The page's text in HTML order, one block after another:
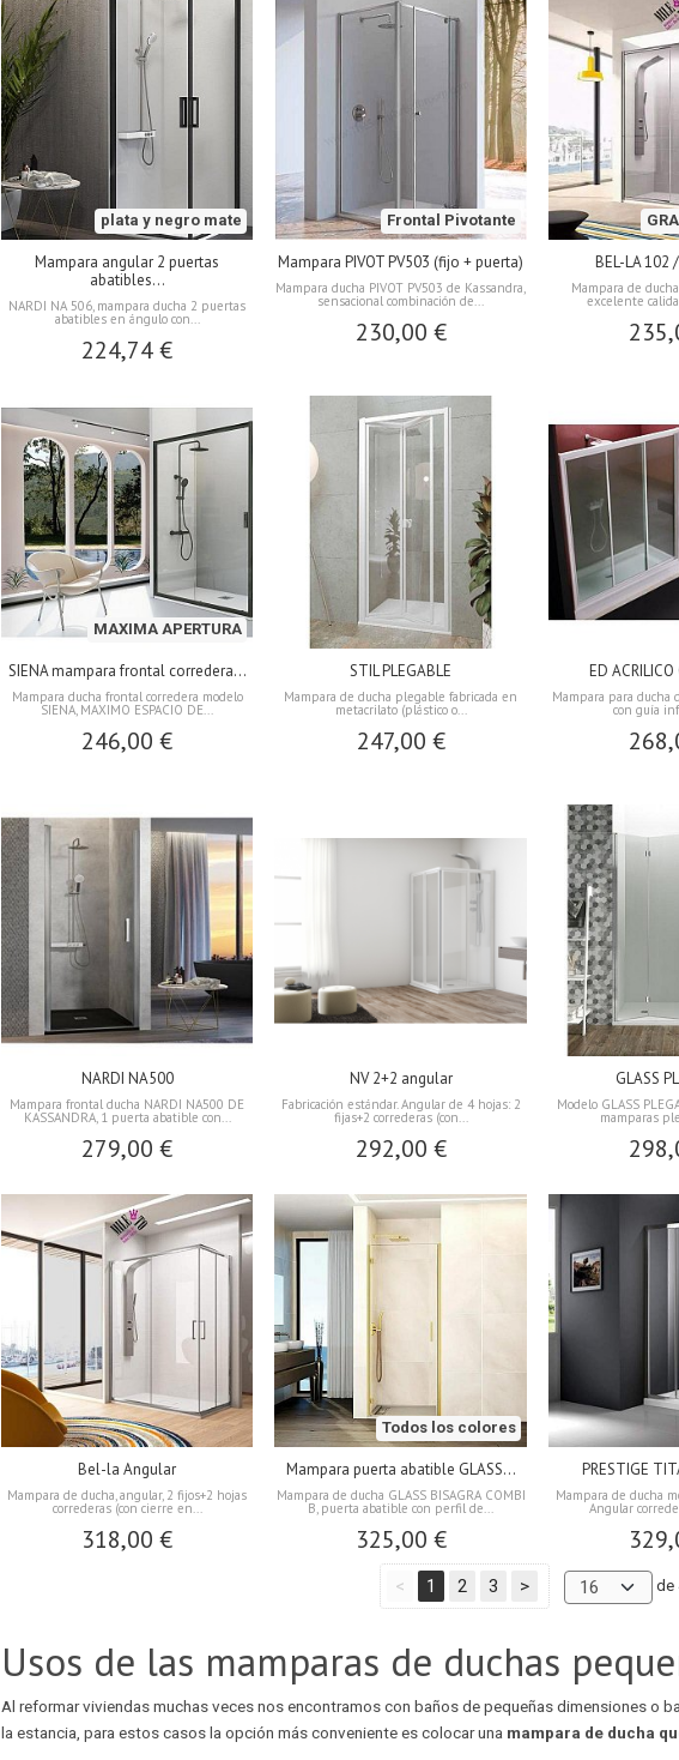
plata y negro mate
Mampara angular 2 puertas
abatibles...
NARDI NA 506, mampara ducha 2 puertas
abatibles en ángulo con...
224,74 €
Frontal Pivotante
Mampara PIVOT PV503 (fijo + puerta)
Mampara ducha PIVOT PV503 de Kassandra,
sensacional combinación de...
230,00 €
BEL-LA 102
Mampara de
excelente
MAXIMA APERTURA
SIENA mampara frontal corredera...
Mampara ducha frontal corredera modelo
SIENA, MAXIMO ESPACIO DE...
246,00 €
STIL PLEGABLE
Mampara de ducha plegable fabricada en
metacrilato (plástico o...
247,00 €
ED ACRILICO
Mampara para ducha
con guía
NARDI NA500
Mampara frontal ducha NARDI NA500 DE
KASSANDRA, 1 puerta abatible con...
279,00 €
NV 2+2 angular
Fabricación estándar. Angular de 4 hojas: 2
fijas+2 correderas (con...
292,00 €
GLASS
Modelo GLASS
mamparas
Bel-la Angular
Mampara de ducha, angular, 2 fijos+2 hojas
correderas (con cierre en...
318,00 €
Todos los colores
Mampara puerta abatible GLASS...
Mampara de ducha GLASS BISAGRA COMBI
B, puerta abatible con perfil de...
325,00 €
PRESTIGE
Mampara de ducha
Angular
< 1 2 3 > de
Usos de las mamparas de duchas
Al reformar viviendas muchas veces nos encontramos con baños de pequeñas dimensiones o
la estancia, para estos casos la opción más conveniente es colocar una mampara de ducha